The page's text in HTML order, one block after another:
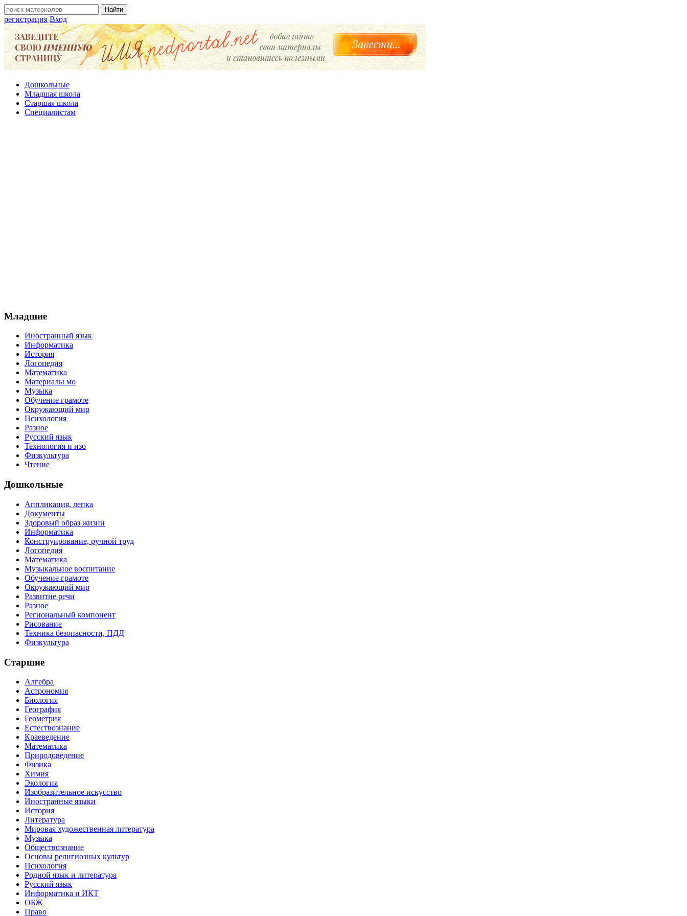
регистрация Вход
Дошкольные
Младшая школа
Старшая школа
Специалистам
Младшие
Иностранный язык
Информатика
История
Логопедия
Математика
Материалы мо
Музыка
Обучение грамоте
Окружающий мир
Психология
Разное
Русский язык
Технология и изо
Физкультура
Чтение
Дошкольные
Аппликация, лепка
Документы
Здоровый образ жизни
Информатика
Конструирование, ручной труд
Логопедия
Математика
Музыкальное воспитание
Обучение грамоте
Окружающий мир
Развитие речи
Разное
Региональный компонент
Рисование
Техника безопасности, ПДД
Физкультура
Старшие
Алгебра
Астрономия
Биология
География
Геометрия
Естествознание
Краеведение
Математика
Природоведение
Физика
Химия
Экология
Изобразительное искусство
Иностранные языки
История
Литература
Мировая художественная литература
Музыка
Обществознание
Основы религиозных культур
Психология
Родной язык и литература
Русский язык
Информатика и ИКТ
ОБЖ
Право